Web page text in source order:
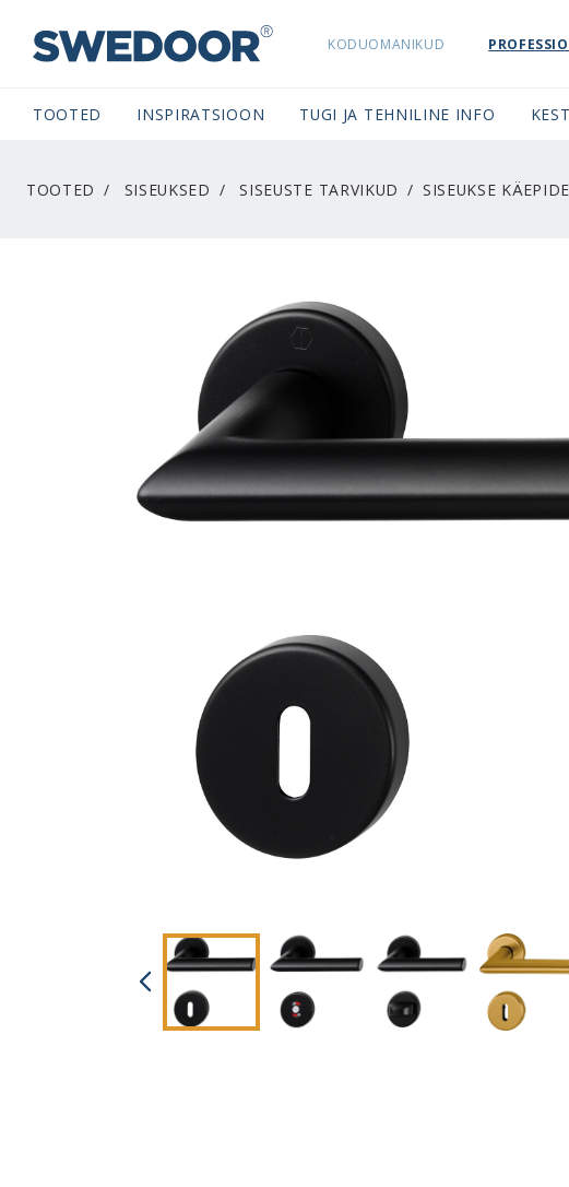
SWEDOORESTONIA NAVIGATION
KODUOMANIKUD
TOOTED INSPIRATSIOON TUGI JA TEHNILINE INFO
TOOTED SISEUKSED SISEUSTE TARVIKUD SISEUKSE